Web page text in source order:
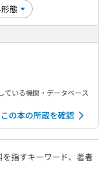
ている機関・データベース
この本の所蔵を確認
指すキーワード、著者